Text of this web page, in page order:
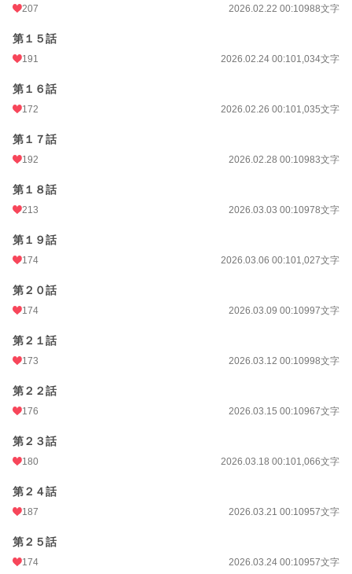
207 2026.02.22 00:10988文字
第１５話
191 2026.02.24 00:101,034文字
第１６話
172 2026.02.26 00:101,035文字
第１７話
192 2026.02.28 00:10983文字
第１８話
213 2026.03.03 00:10978文字
第１９話
174 2026.03.06 00:101,027文字
第２０話
174 2026.03.09 00:10997文字
第２１話
173 2026.03.12 00:10998文字
第２２話
176 2026.03.15 00:10967文字
第２３話
180 2026.03.18 00:101,066文字
第２４話
187 2026.03.21 00:10957文字
第２５話
174 2026.03.24 00:10957文字